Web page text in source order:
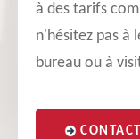
à des tarifs
n'hésitez pas à
bureau ou à